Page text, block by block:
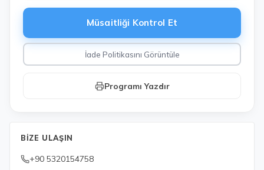
Müsaitliği Kontrol Et
İade Politikasını Görüntüle
Programı Yazdır
BIZE ULAŞIN
+90 5320154758